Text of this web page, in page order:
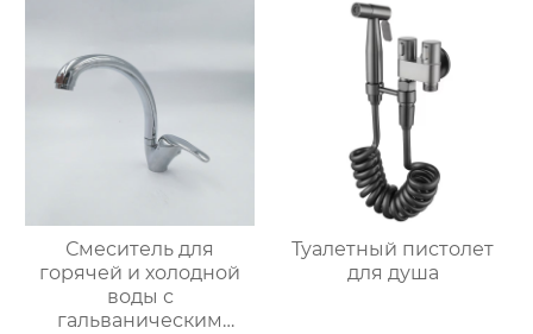
Смеситель для
горячей и холодной
воды с
гальваническим
Туалетный пистолет
для душа